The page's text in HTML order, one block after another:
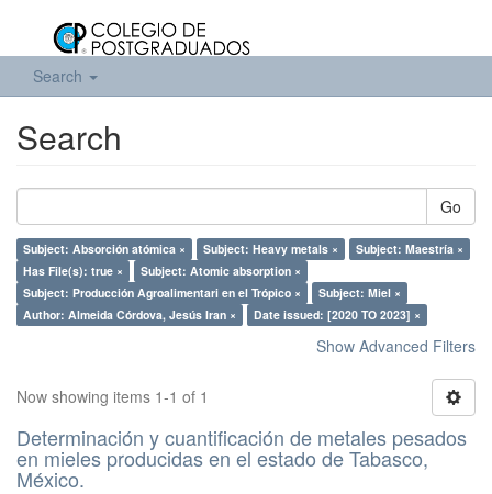
Search
Search
Go
Subject: Absorción atómica × Subject: Heavy metals ×
Subject: Maestría ×
Has File(s): true ×
Subject: Atomic absorption ×
Subject: Producción Agroalimentari en el Trópico ×
Subject: Miel ×
Author: Almeida Córdova, Jesús Iran ×
Date issued: [2020 TO 2023] ×
Show Advanced Filters
Now showing items 1-1 of 1
Determinación y cuantificación de metales pesados
en mieles producidas en el estado de Tabasco,
México.